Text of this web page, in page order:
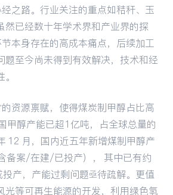
经之路。行业关注的重点如秸秆、玉
然已经数十年学术界和产业界的探
节本身存在的高成本痛点，后续加工
题至今尚未得到有效解决，技术和经
的资源禀赋，使得煤炭制甲醇占比高
甲醇产能已超1亿吨，占全球总量的
12 月，国内近五年新增煤制甲醇产
备案/在建/已投产）， 其中已有约
产，产能过剩问题亟待疏解。更值
光等可再生能源的开发，利用绿色氢